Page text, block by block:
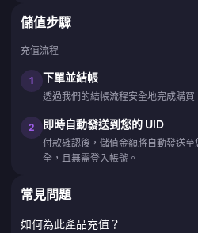
儲值步驟
充值流程
1 下單並結帳
透過我們的結帳流程安全地完成購買
2 即時自動發送到您的 UID
付款確認後，儲值金額將自動發送
全，且無需登入帳號。
常見問題
如何為此產品充值？